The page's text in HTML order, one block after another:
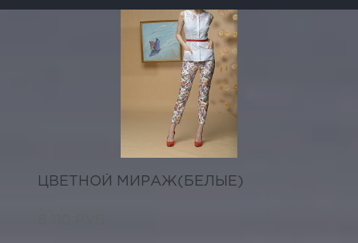
ЦВЕТНОЙ МИРАЖ(БЕЛЫЕ)